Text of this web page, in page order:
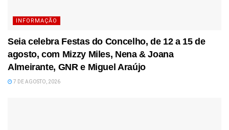
INFORMAÇÃO
Seia celebra Festas do Concelho, de 12 a 15 de
agosto, com Mizzy Miles, Nena & Joana
Almeirante, GNR e Miguel Araújo
7 DE AGOSTO, 2026